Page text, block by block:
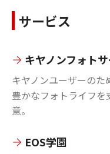
サービス
キヤノンフォト
キヤノンユーザーのた
豊かなフォトライフ
意。
EOS学園